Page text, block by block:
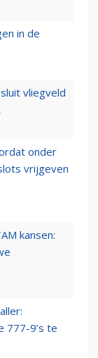
in de
vliegveld
onder
vrijgeven
kansen:
777-9’s te